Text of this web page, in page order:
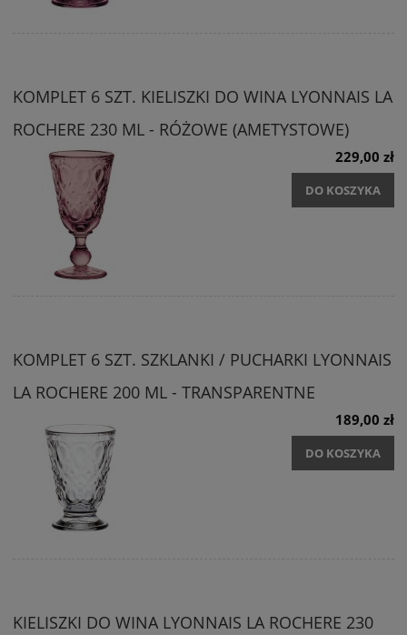
KOMPLET 6 SZT. KIELISZKI DO WINA LYONNAIS LA
ROCHERE 230 ML - RÓŻOWE (AMETYSTOWE)
229,00 zł
DO KOSZYKA
KOMPLET 6 SZT. SZKLANKI / PUCHARKI LYONNAIS
LA ROCHERE 200 ML - TRANSPARENTNE
189,00 zł
DO KOSZYKA
KIELISZKI DO WINA LYONNAIS LA ROCHERE 230